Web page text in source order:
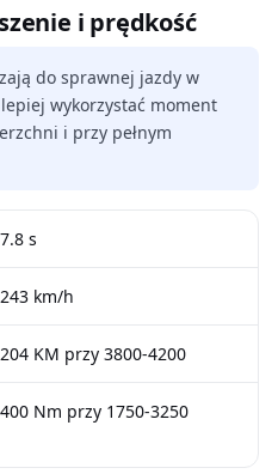
i prędkość
do sprawnej jazdy w
wykorzystać moment
i przy pełnym
7.8 s
243 km/h
204 KM przy 3800-4200
400 Nm przy 1750-3250